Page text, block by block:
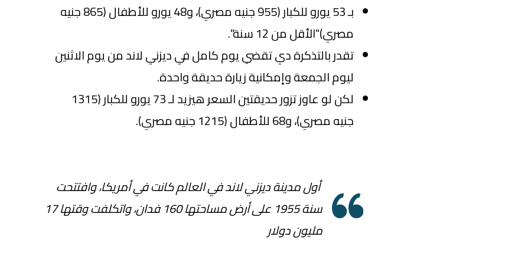
بـ 53 يورو للكبار (955 جنيه مصري)، و48 يورو للأطفال (865 جنيه
مصري)"الأقل من 12 سنة".
تقدر بالتذكرة دي تقضي يوم كامل في ديزني لاند من يوم الاثنين
ليوم الجمعة وإمكانية زيارة حديقة واحدة.
لكن لو عاوز تزور حديقتين السعر هيزيد لـ 73 يورو للكبار (1315
جنيه مصري)، و68 للأطفال (1215 جنيه مصري).
أول مدينة ديزني لاند في العالم كانت في أمريكا، وافتتحت
سنة 1955 على أرض مساحتها 160 فدان، واتكلفت وقتها 17
مليون دولار